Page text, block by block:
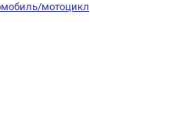
мотоцикл